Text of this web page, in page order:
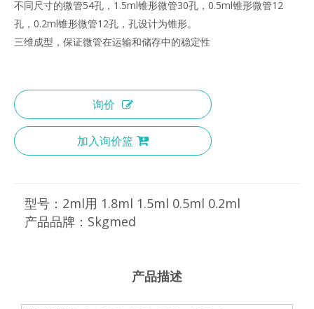
不同尺寸的微管54孔，1.5ml锥形微管30孔，0.5ml锥形微管12
孔，0.2ml锥形微管12孔，孔设计为锥形。
三维成型，保证微管在运输和储存中的稳定性
询价
加入询价篮
型号： 2ml用 1.8ml 1.5ml 0.5ml 0.2ml
产品品牌： Skgmed
产品描述